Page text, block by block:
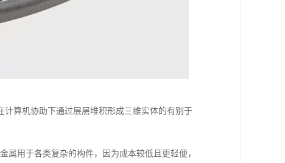
算机协助下通过层层堆积形成三维实体的有别于
属用于各类复杂的构件，因为成本较低且更轻便，